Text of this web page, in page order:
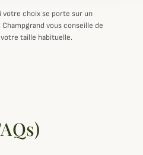
votre choix se porte sur un
vous conseille de
taille habituelle.